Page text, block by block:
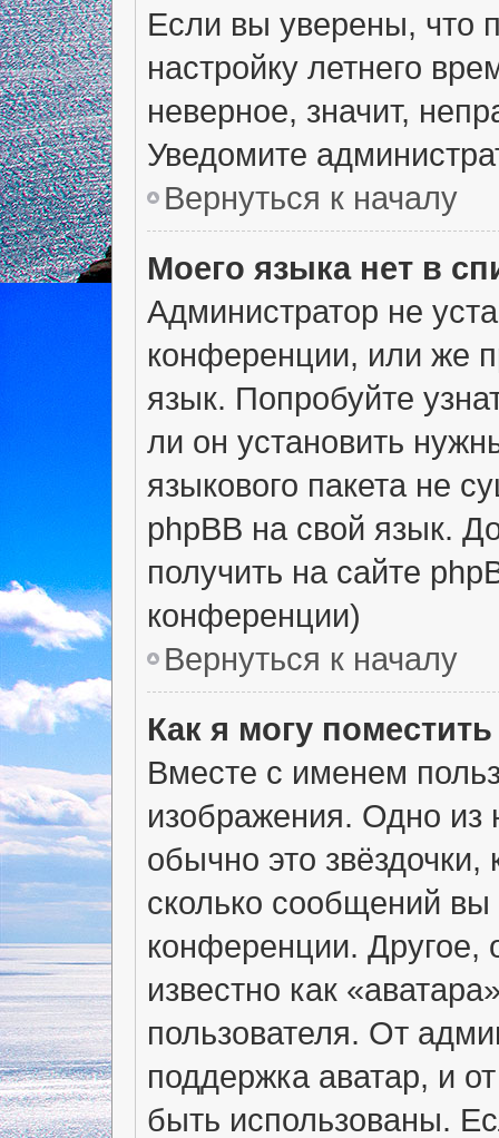
Если вы уверены, что
настройку летнего
неверное, значит,
Уведомите
Вернуться к началу
Моего языка нет в
Администратор не
конференции, или же
язык. Попробуйте
ли он установить
языкового пакета не
phpBB на свой язык.
получить на сайте
конференции)
Вернуться к началу
Как я могу
Вместе с именем
изображения. Одно из
обычно это
сколько сообщений
конференции. Другое,
известно как
пользователя. От
поддержка аватар, и
быть использованы.